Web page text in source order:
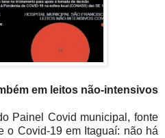
em leitos não-intensivos
Painel Covid municipal, fonte
o Covid-19 em Itaguaí: não há